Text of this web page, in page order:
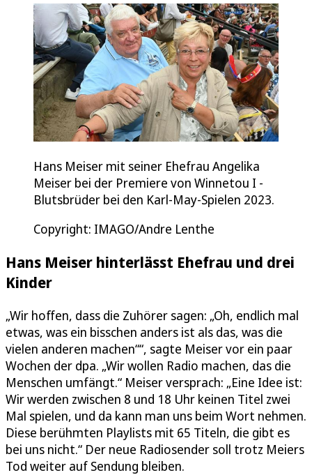
Hans Meiser mit seiner Ehefrau Angelika
Meiser bei der Premiere von Winnetou I -
Blutsbrüder bei den Karl-May-Spielen 2023.
Copyright: IMAGO/Andre Lenthe
Hans Meiser hinterlässt Ehefrau und drei
Kinder
„Wir hoffen, dass die Zuhörer sagen: „Oh, endlich mal
etwas, was ein bisschen anders ist als das, was die
vielen anderen machen““, sagte Meiser vor ein paar
Wochen der dpa. „Wir wollen Radio machen, das die
Menschen umfängt.“ Meiser versprach: „Eine Idee ist:
Wir werden zwischen 8 und 18 Uhr keinen Titel zwei
Mal spielen, und da kann man uns beim Wort nehmen.
Diese berühmten Playlists mit 65 Titeln, die gibt es
bei uns nicht.“ Der neue Radiosender soll trotz Meiers
Tod weiter auf Sendung bleiben.